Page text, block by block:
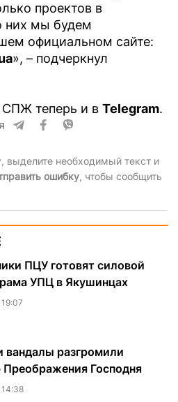
проектов в
них мы будем
официальном сайте:
», – подчеркнул
СПЖ теперь и в Telegram.
выделите необходимый текст и
ошибку, чтобы сообщить
ПЦУ готовят силовой
УПЦ в Якушинцах
вандалы разгромили
Преображения Господня